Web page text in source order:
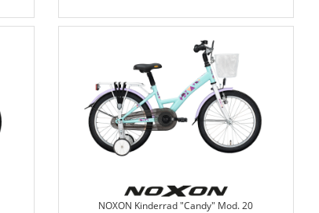
NOXON Kinderrad "Candy" Mod. 20